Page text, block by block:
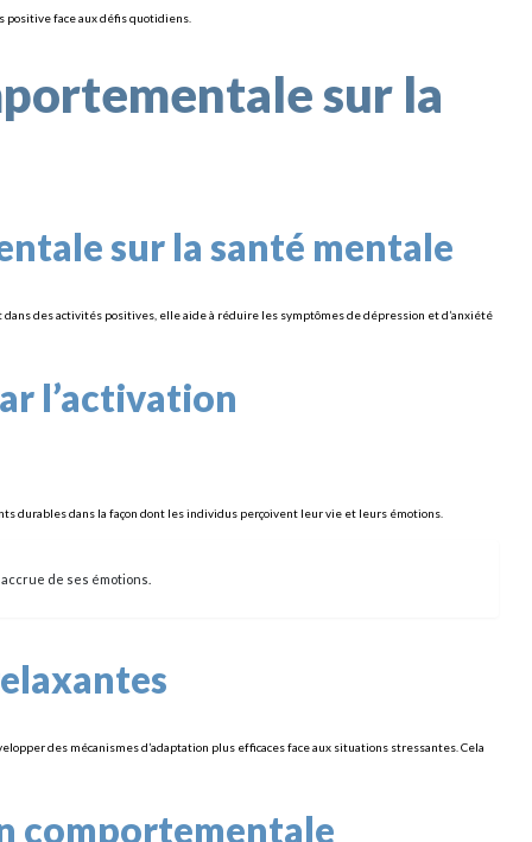
face aux défis quotidiens.
sur la
sur la santé mentale
des activités positives, elle aide à réduire les symptômes de dépression et d’anxiété
l’activation
durables dans la façon dont les individus perçoivent leur vie et leurs émotions.
de ses émotions.
des mécanismes d’adaptation plus efficaces face aux situations stressantes. Cela
comportementale